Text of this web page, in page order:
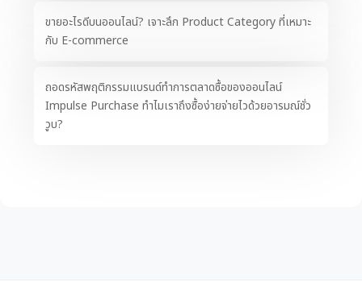
ขายอะไรดีบนออนไลน์? เจาะลึก Product Category ที่เหมาะ
กับ E-commerce
ถอดรหัสพฤติกรรมแบรนด์ทำการตลาดซื้อของออนไลน์
Impulse Purchase ทำไมเราถึงซื้อง่ายจ่ายไวด้วยอารมณ์ชั่ว
วูบ?